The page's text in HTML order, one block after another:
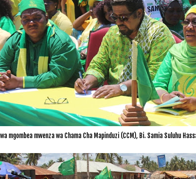
mgombea mwenza wa Chama Cha Mapinduzi (CCM), Bi. Samia Suluhu